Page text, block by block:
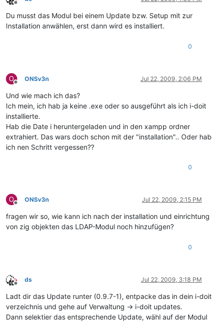
Offline
Du musst das Modul bei einem Update bzw. Setup mit zur
Installation anwählen, erst dann wird es installiert.
0
O
Offline
ONSv3n Jul 22, 2009, 2:06 PM
Und wie mach ich das?
Ich mein, ich hab ja keine .exe oder so ausgeführt als ich i-doit
installierte.
Hab die Date i heruntergeladen und in den xampp ordner
extrahiert. Das wars doch schon mit der "installation".. Oder hab
ich nen Schritt vergessen??
0
O
Offline
ONSv3n Jul 22, 2009, 2:15 PM
fragen wir so, wie kann ich nach der installation und einrichtung
von zig objekten das LDAP-Modul noch hinzufügen?
0
Offline
ds Jul 22, 2009, 3:18 PM
Ladt dir das Update runter (0.9.7-1), entpacke das in dein i-doit
verzeichnis und gehe auf Verwaltung -> i-doit updates.
Dann selektier das entsprechende Update, wähl auf der Modul